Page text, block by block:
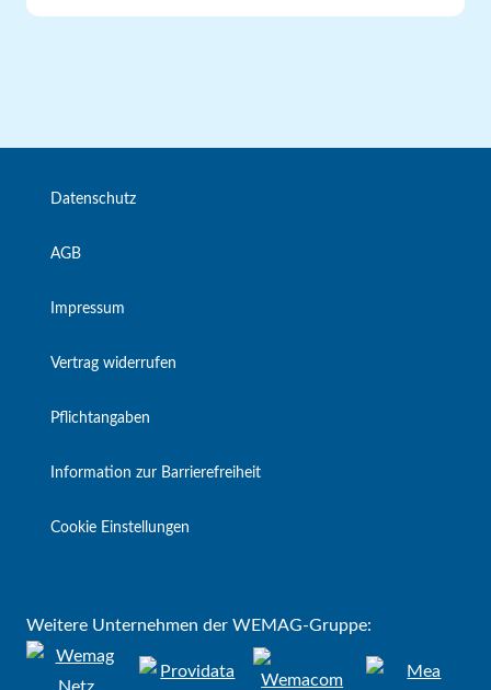
Datenschutz
AGB
Impressum
Vertrag widerrufen
Pflichtangaben
Information zur Barrierefreiheit
Cookie Einstellungen
Weitere Unternehmen der WEMAG-Gruppe: